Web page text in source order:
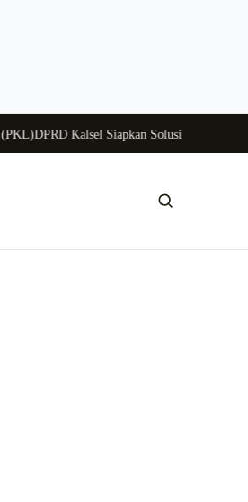
DPRD Kalsel Siapkan Solusi Krisis Perunggasan